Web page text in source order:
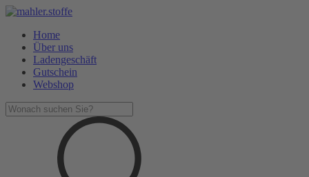
Home
Über uns
Ladengeschäft
Gutschein
Webshop